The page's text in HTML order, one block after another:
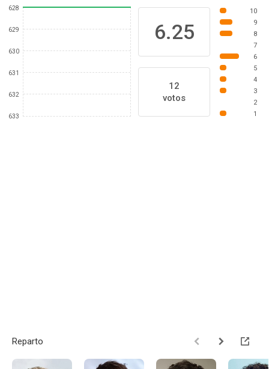
628
629
630
631
632
633
6.25
12
votos
10
9
8
7
6
5
4
3
2
1
Reparto